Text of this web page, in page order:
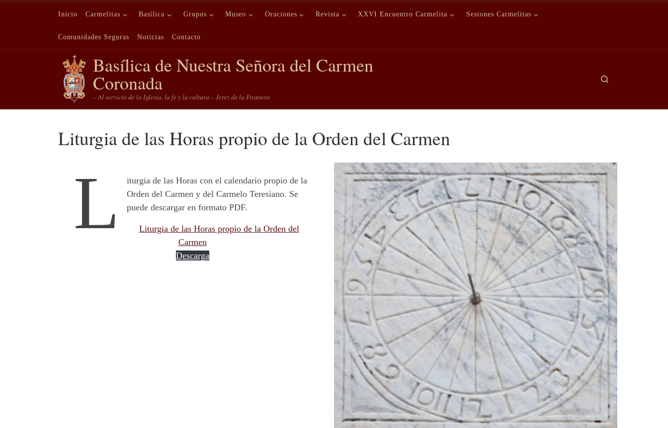
Saltar al contenido
Inicio Carmelitas Basílica Grupos Museo Oraciones Revista XXVI Encuentro Carmelita Sesiones Carmelitas
Comunidades Seguras Noticias Contacto
Basílica de Nuestra Señora del Carmen
Coronada
– Al servicio de la Iglesia, la fe y la cultura – Jerez de la Frontera
Liturgia de las Horas propio de la Orden del Carmen
L
iturgia de las Horas con el calendario propio de la
Orden del Carmen y del Carmelo Teresiano. Se
puede descargar en formato PDF.
Liturgia de las Horas propio de la Orden del
Carmen
Descarga